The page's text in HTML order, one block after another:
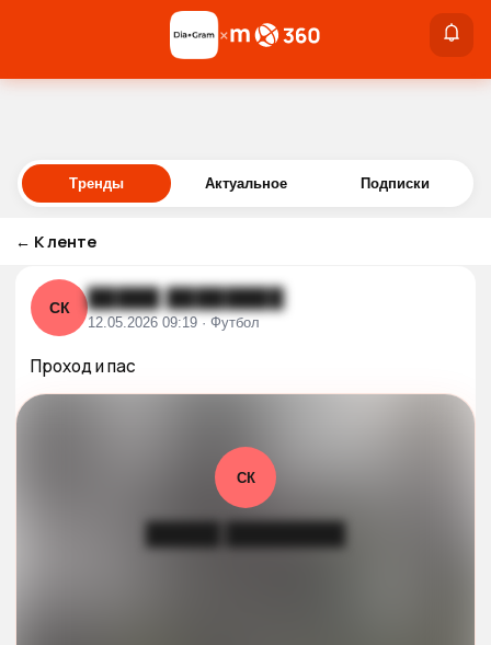
Войти
×
Тренды Актуальное Подписки
← К ленте
СК █████ ████████
12.05.2026 09:19 · Футбол
Проход и пас
СК